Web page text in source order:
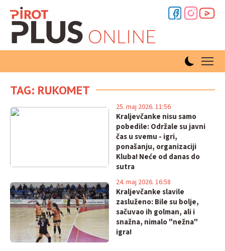
TAG: RUKOMET
Kraljevčanke nisu samo
pobedile: Održale su javni
čas u svemu - igri,
ponašanju, organizaciji
Kluba! Neće od danas do
sutra
25. maj 2026. 11:56
Kraljevčanke slavile
zasluženo: Bile su bolje,
sačuvao ih golman, ali i
snažna, nimalo "nežna"
igra!
24. maj 2026. 16:58